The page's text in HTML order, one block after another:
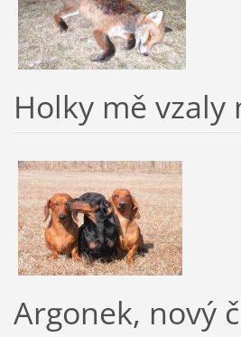
Holky mě vzaly
Argonek, nový